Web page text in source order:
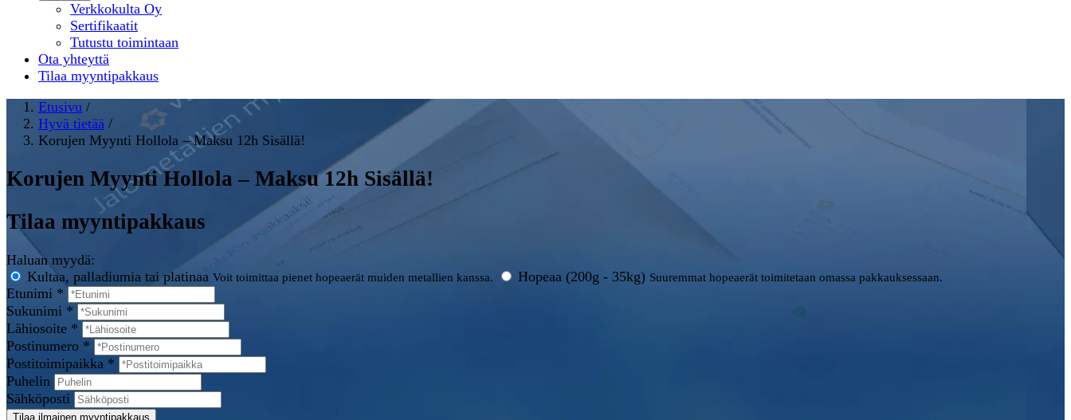
Verkkokulta Oy
Sertifikaatit
Tutustu toimintaan
Ota yhteyttä
Tilaa myyntipakkaus
Etusivu /
Hyvä tietää /
Korujen Myynti Hollola – Maksu 12h Sisällä!
Korujen Myynti Hollola – Maksu 12h Sisällä!
Tilaa myyntipakkaus
Haluan myydä:
Kultaa, palladiumia tai platinaa Voit toimittaa pienet hopeaerät muiden metallien kanssa. Hopeaa (200g - 35kg) Suuremmat hopeaerät toimitetaan omassa pakkauksessaan.
Etunimi *
Sukunimi *
Lähiosoite *
Postinumero *
Postitoimipaikka *
Puhelin
Sähköposti
Tilaa ilmainen myyntipakkaus